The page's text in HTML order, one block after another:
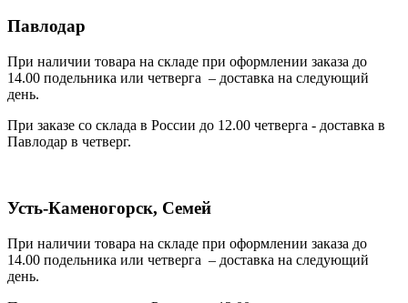
Павлодар
При наличии товара на складе при оформлении заказа до
14.00 подельника или четверга – доставка на следующий
день.
При заказе со склада в России до 12.00 четверга - доставка в
Павлодар в четверг.
Усть-Каменогорск, Семей
При наличии товара на складе при оформлении заказа до
14.00 подельника или четверга – доставка на следующий
день.